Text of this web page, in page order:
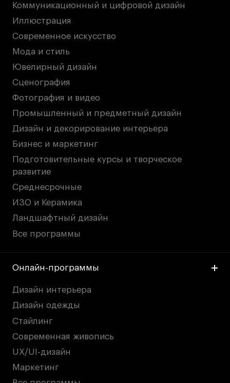
Коммуникационный и цифровой дизайн
Иллюстрация
Современное искусство
Мода и стиль
Ювелирный дизайн
Сценография
Фотография и видео
Промышленный и предметный дизайн
Дизайн и декорирование интерьера
Бизнес и маркетинг
Подготовительные курсы и творческое
развитие
Среднесрочные
ИЗО и Керамика
Ландшафтный дизайн
Все программы
Онлайн-программы
Дизайн интерьера
Дизайн одежды
Стайлинг
Современная живопись
UX/UI-дизайн
Маркетинг